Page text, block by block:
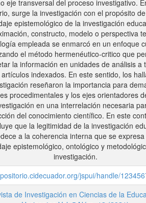
eje transversal del proceso investigativo.
surge la investigación con el propósito
epistemológico de la investigación
constructo, modelo o perspectiva
empleada se enmarcó en un enfoque
el método hermenéutico-critico que
la información en unidades de análisis a
indexados. En este sentido, los
reseñaron la importancia para
procedimentales y los ejes orientadores
en una interrelación necesaria
del conocimiento científico. En este
que la legitimidad de la investigación
a la coherencia interna que se
epistemológico, ontológico y
investigación.
jspui/handle/
de Investigación en Ciencias de la